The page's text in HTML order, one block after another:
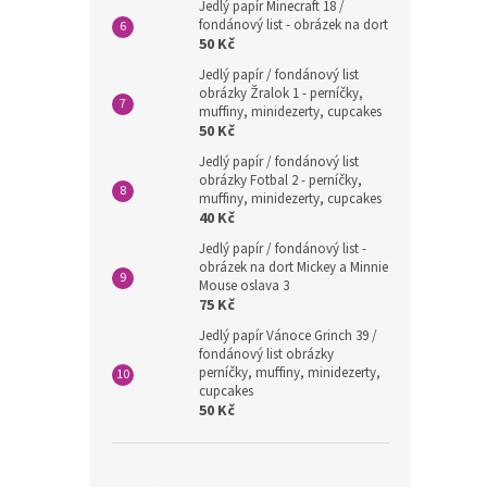
Jedlý papír Minecraft 18 /
fondánový list - obrázek na dort
50 Kč
Jedlý papír / fondánový list
obrázky Žralok 1 - perníčky,
muffiny, minidezerty, cupcakes
50 Kč
Jedlý papír / fondánový list
obrázky Fotbal 2 - perníčky,
muffiny, minidezerty, cupcakes
40 Kč
Jedlý papír / fondánový list -
obrázek na dort Mickey a Minnie
Mouse oslava 3
75 Kč
Jedlý papír Vánoce Grinch 39 /
fondánový list obrázky
perníčky, muffiny, minidezerty,
cupcakes
50 Kč